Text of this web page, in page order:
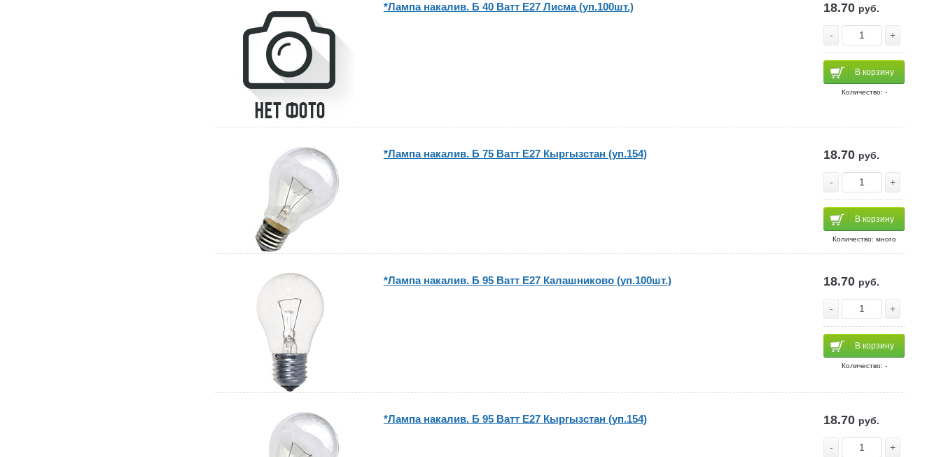
*Лампа накалив. Б 40 Ватт Е27 Лисма (уп.100шт.) 18.70 руб.
- +
В корзину
Количество: -
*Лампа накалив. Б 75 Ватт Е27 Кыргызстан (уп.154) 18.70 руб.
- +
В корзину
Количество: много
*Лампа накалив. Б 95 Ватт Е27 Калашниково (уп.100шт.) 18.70 руб.
- +
В корзину
Количество: -
*Лампа накалив. Б 95 Ватт Е27 Кыргызстан (уп.154) 18.70 руб.
- +